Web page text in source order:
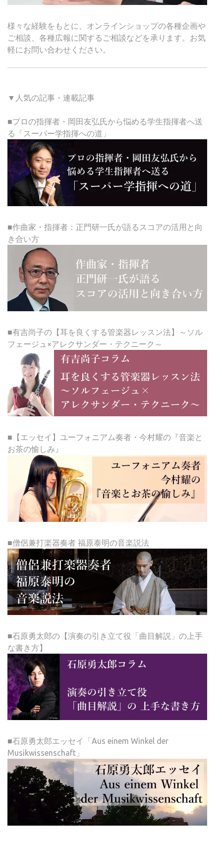
様々な経験をもとに、オンラインショップの各種企画や
ご相談、各種広報に関するご相談などを承ります。お気
軽にお問い合わせください。
▼人気の記事・連載記事
■プロの指揮者・岡田友弘氏から悩める学生指揮者へ送
る「スーパー学指揮への道」
■作曲家・指揮者：正門研一氏が語るスコアの活用と向
き合い方
■有吉尚子の【耳を良くする管楽器レッスン法】～ソル
フェージュ×アレクサンダー・テクニーク～
■【エッセイ】ユーフォニアム奏者・今村耀の『音楽と
お茶の愉しみ』
■僧侶兼打楽器奏者 福原泰明の音楽説法
■石原勇太郎の【演奏の引き立て役「曲目解説」の上手
な書き方】
■石原勇太郎エッセイ「Aus einem Winkel der
Musikwissenschaft」